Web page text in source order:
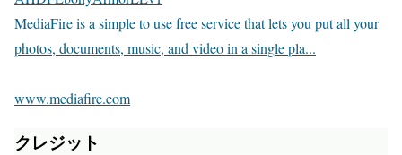
MediaFire is a simple to use free service that lets you put all your
photos, documents, music, and video in a single pla...
www.mediafire.com
クレジット